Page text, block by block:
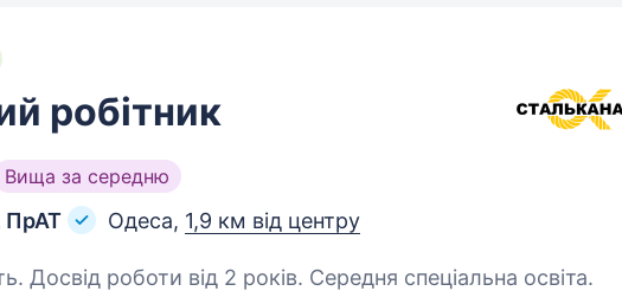
робітник
Вища за середню
ПрАТ Одеса, 1,9 км від центру
Досвід роботи від 2 років. Середня спеціальна освіта.